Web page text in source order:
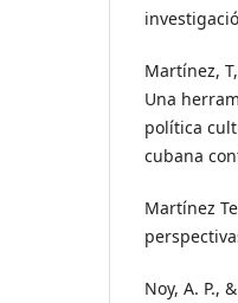
Martínez,
Una
política
cubana
Martínez
Noy, A. P.,